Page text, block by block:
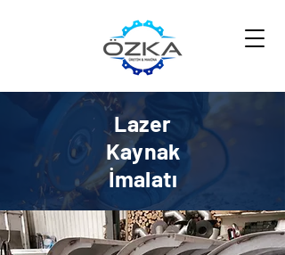
Lazer
Kaynak
İmalatı